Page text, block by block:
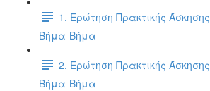
1. Ερώτηση Πρακτικής
Βήμα-Βήμα
2. Ερώτηση Πρακτικής
Βήμα-Βήμα